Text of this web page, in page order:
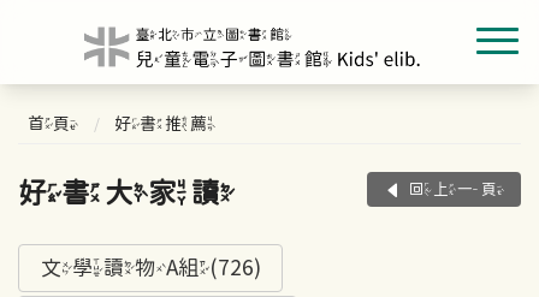
首頁 好書推薦
好書大家讀 回上一頁
文學讀物A組(726)